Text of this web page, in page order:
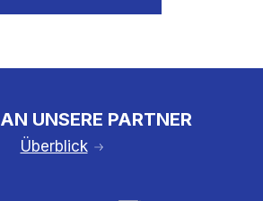
UNSERE PARTNER
Überblick